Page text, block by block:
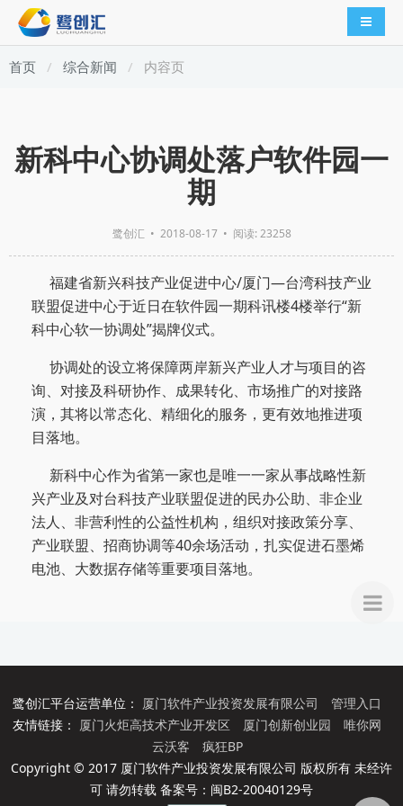
导航切
首页 综合新闻 内容页
新科中心协调处落户软件园一
期
鹭创汇 • 2018-08-17• 阅读: 23258
福建省新兴科技产业促进中心/厦门—台湾科技产业
联盟促进中心于近日在软件园一期科讯楼4楼举行“新
科中心软一协调处”揭牌仪式。
协调处的设立将保障两岸新兴产业人才与项目的咨
询、对接及科研协作、成果转化、市场推广的对接路
演，其将以常态化、精细化的服务，更有效地推进项
目落地。
新科中心作为省第一家也是唯一一家从事战略性新
兴产业及对台科技产业联盟促进的民办公助、非企业
法人、非营利性的公益性机构，组织对接政策分享、
产业联盟、招商协调等40余场活动，扎实促进石墨烯
电池、大数据存储等重要项目落地。
侧
鹭创汇平台运营单位： 厦门软件产业投资发展有限公司
管理入口
友情链接： 厦门火炬高技术产业开发区 厦门创新创业园
唯你网
云沃客
疯狂BP
Copyright © 2017 厦门软件产业投资发展有限公司 版权所有 未经许
可 请勿转载 备案号：闽B2-20040129号